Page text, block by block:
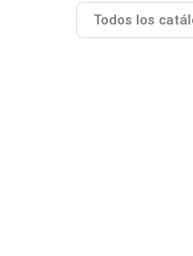
Todos los